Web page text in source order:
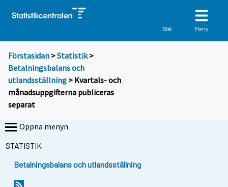
Sök Meny
Förstasidan >Statistik >
Betalningsbalans och
utlandsställning > Kvartals- och
månadsuppgifterna publiceras
separat
Öppna menyn
STATISTIK
Betalningsbalans och utlandsställning